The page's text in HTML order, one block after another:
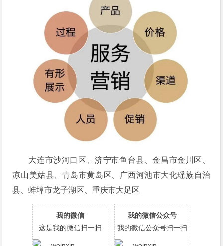
大连市沙河口区、济宁市鱼台县、金昌市金川区、
凉山美姑县、青岛市黄岛区、广西河池市大化瑶族自治
县、蚌埠市龙子湖区、重庆市大足区
我的微信
这是我的微信扫一扫
我的微信公众号
我的微信公众号扫一扫